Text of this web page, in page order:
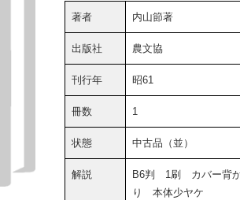
著者 内山節著
出版社 農文協
刊行年 昭61
冊数 1
状態 中古品（並）
解説
B6判 1刷 カバー背
り 本体少ヤケ